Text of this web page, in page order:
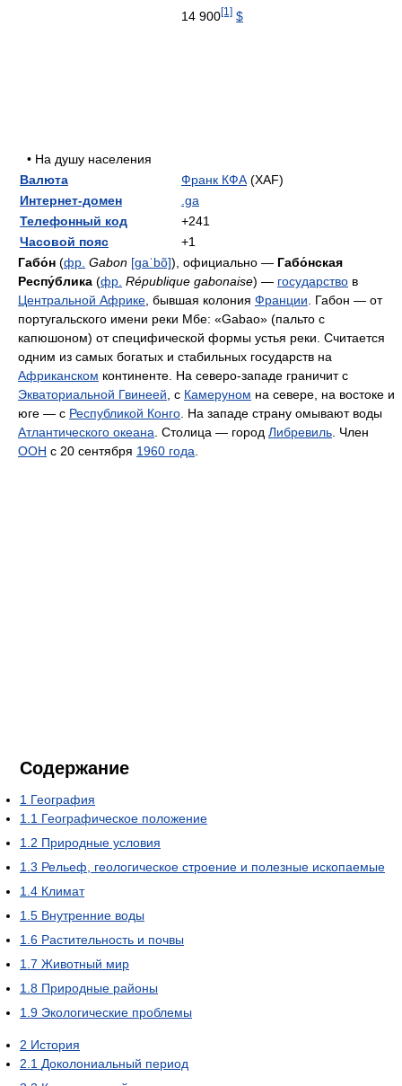
• На душу населения
14 900[1] $
Валюта Франк КФА (XAF)
Интернет-домен
.ga
Телефонный код
+241
Часовой пояс
+1
Габо́н (фр. Gabon [ɡaˈbõ]), официально — Габо́нская
Респу́блика (фр. République gabonaise) — государство в
Центральной Африке , бывшая колония Франции . Габон — от
португальского имени реки Мбе: «Gabao» (пальто с
капюшоном) от специфической формы устья реки. Считается
одним из самых богатых и стабильных государств на
Африканском континенте. На северо-западе граничит с
Экваториальной Гвинеей , с Камеруном на севере, на востоке и
юге — с Республикой Конго . На западе страну омывают воды
Атлантического океана . Столица — город Либревиль . Член
ООН с 20 сентября 1960 года
Содержание
1 География
1.1 Географическое положение
1.2 Природные условия
1.3 Рельеф, геологическое строение и полезные ископаемые
1.4 Климат
1.5 Внутренние воды
1.6 Растительность и почвы
1.7 Животный мир
1.8 Природные районы
1.9 Экологические проблемы
2 История
2.1 Доколониальный период